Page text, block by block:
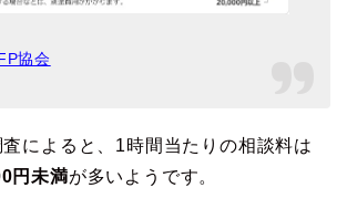
協会
によると、1時間当たりの相談料は
円未満が多いようです。